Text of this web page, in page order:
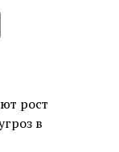
рост
в